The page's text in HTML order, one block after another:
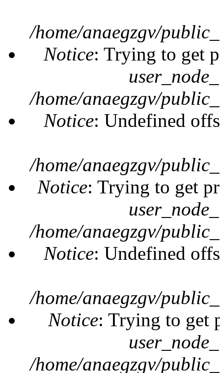
/home/anaegzgv/
Notice: Trying to get
/home/anaegzgv/
Notice: Undefined
/home/anaegzgv/
Notice: Trying to get
/home/anaegzgv/
Notice: Undefined
/home/anaegzgv/
Notice: Trying to get
/home/anaegzgv/